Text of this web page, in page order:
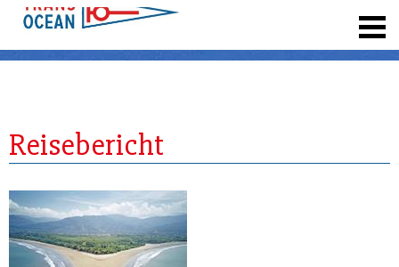
Reisebericht